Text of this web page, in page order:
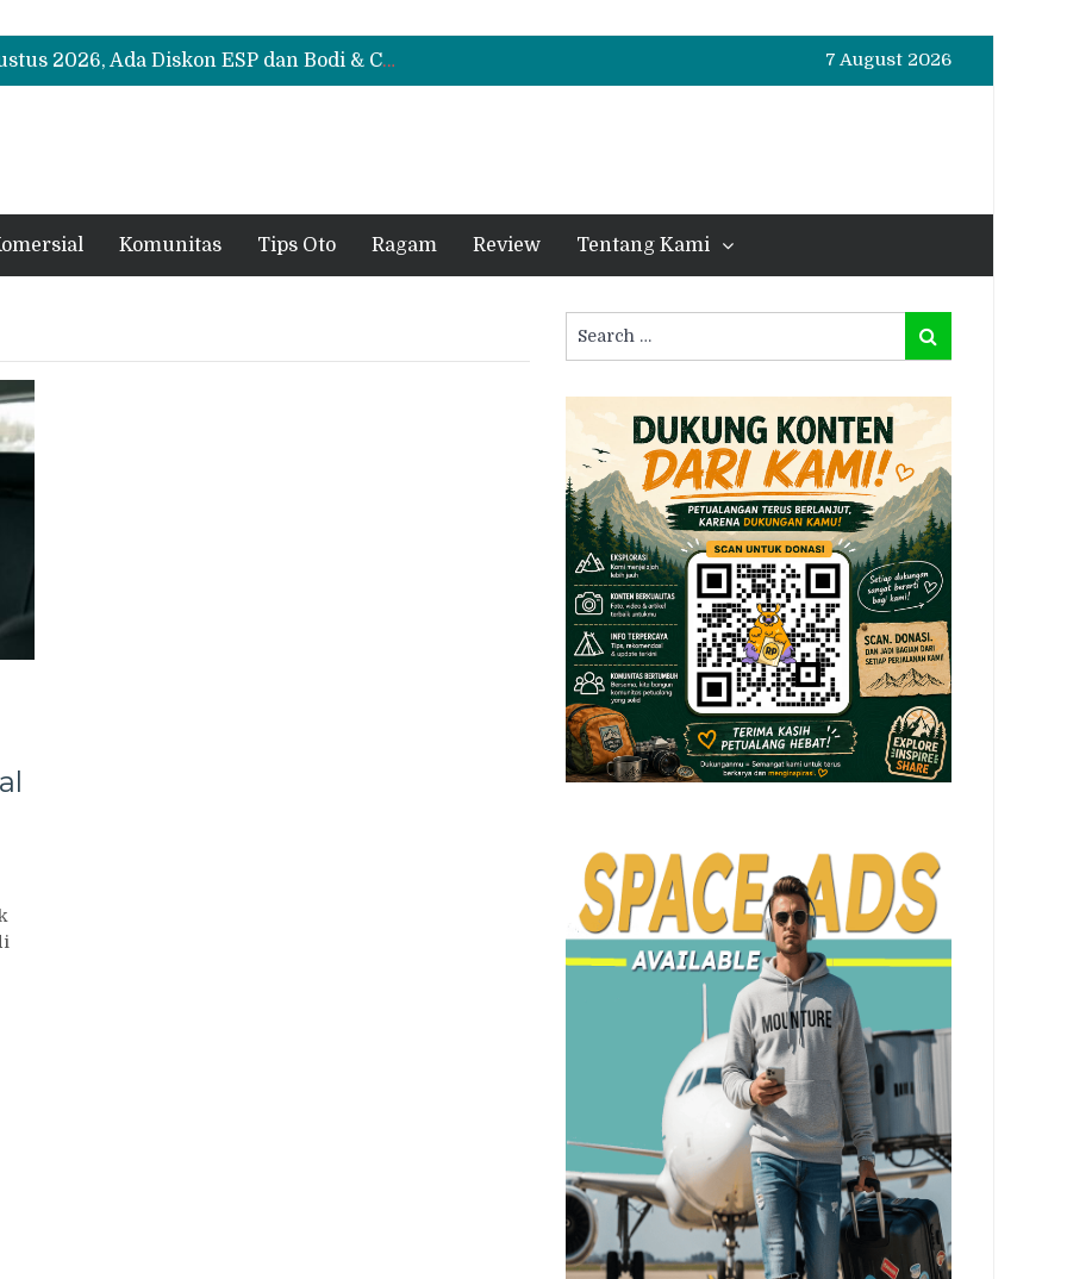
Bukan Cuma Layar 14,6 Inci, Ini Fitur Pintar Changan Nevo Q05 yang Dibanderol Rp309 Juta
Promo Servis Mitsubishi Agustus 2026, Ada Diskon ESP dan Bodi & Cat Kilau Merdeka
Suzuki XL7 Terbaru Jadi Favorit Test Drive di GIIAS 2026, Ini Fitur yang Paling Dipuji
7 August 2026
Komunitas Tips Oto Ragam Review Tentang Kami
for:
Search